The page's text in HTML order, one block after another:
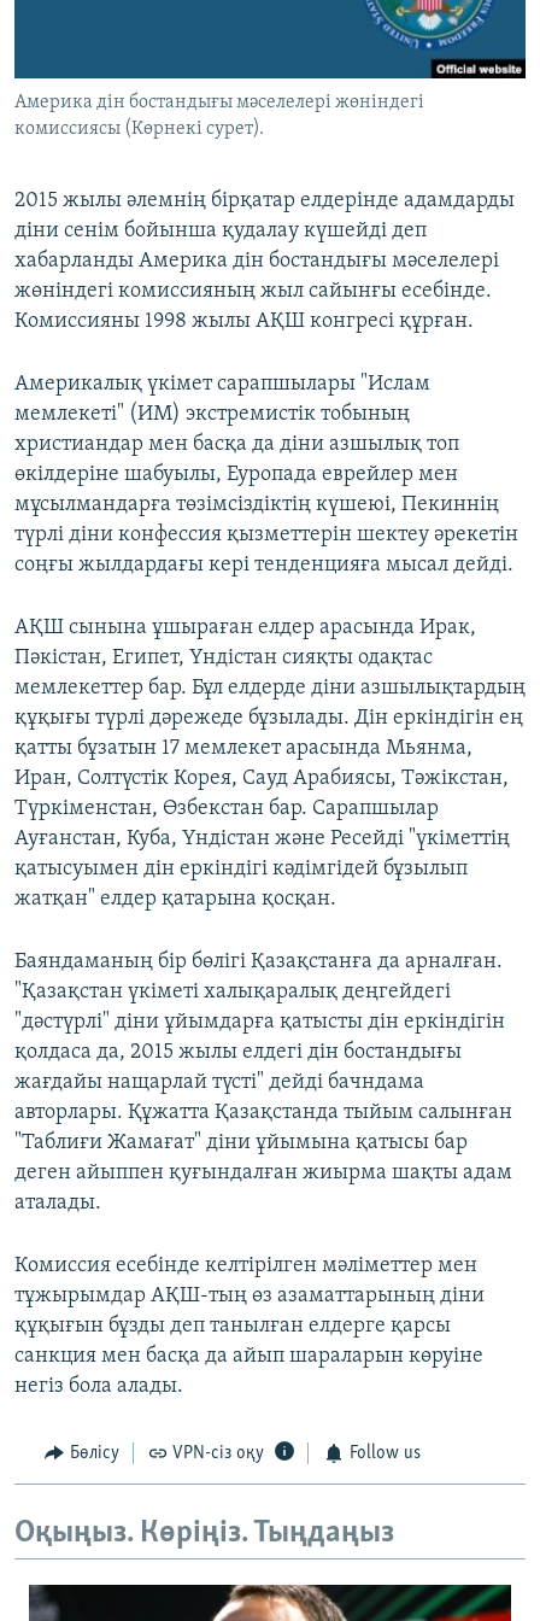
Басқа тілдерде
Америка дін бостандығы мәселелері жөніндегі
комиссиясы (Көрнекі сурет).
2015 жылы әлемнің бірқатар елдерінде адамдарды
діни сенім бойынша қудалау күшейді деп
хабарланды Америка дін бостандығы мәселелері
жөніндегі комиссияның жыл сайынғы есебінде.
Комиссияны 1998 жылы АҚШ конгресі құрған.
Америкалық үкімет сарапшылары "Ислам
мемлекеті" (ИМ) экстремистік тобының
христиандар мен басқа да діни азшылық топ
өкілдеріне шабуылы, Еуропада еврейлер мен
мұсылмандарға төзімсіздіктің күшеюі, Пекиннің
түрлі діни конфессия қызметтерін шектеу әрекетін
соңғы жылдардағы кері тенденцияға мысал дейді.
АҚШ сынына ұшыраған елдер арасында Ирак,
Пәкістан, Египет, Үндістан сияқты одақтас
мемлекеттер бар. Бұл елдерде діни азшылықтардың
құқығы түрлі дәрежеде бұзылады. Дін еркіндігін ең
қатты бұзатын 17 мемлекет арасында Мьянма,
Иран, Солтүстік Корея, Сауд Арабиясы, Тәжікстан,
Түркіменстан, Өзбекстан бар. Сарапшылар
Ауғанстан, Куба, Үндістан және Ресейді "үкіметтің
қатысуымен дін еркіндігі кәдімгідей бұзылып
жатқан" елдер қатарына қосқан.
Баяндаманың бір бөлігі Қазақстанға да арналған.
"Қазақстан үкіметі халықаралық деңгейдегі
"дәстүрлі" діни ұйымдарға қатысты дін еркіндігін
қолдаса да, 2015 жылы елдегі дін бостандығы
жағдайы нащарлай түсті" дейді бачндама
авторлары. Құжатта Қазақстанда тыйым салынған
"Таблиғи Жамағат" діни ұйымына қатысы бар
деген айыппен қуғындалған жиырма шақты адам
аталады.
Комиссия есебінде келтірілген мәліметтер мен
тұжырымдар АҚШ-тың өз азаматтарының діни
құқығын бұзды деп танылған елдерге қарсы
санкция мен басқа да айып шараларын көруіне
негіз бола алады.
Бөлісу VPN-сіз оқу Follow us
Оқыңыз. Көріңіз. Тыңдаңыз